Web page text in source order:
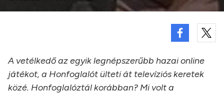
A vetélkedő az egyik legnépszerűbb hazai online
játékot, a Honfoglalót ülteti át televíziós keretek
közé. Honfoglalóztál korábban? Mi volt a